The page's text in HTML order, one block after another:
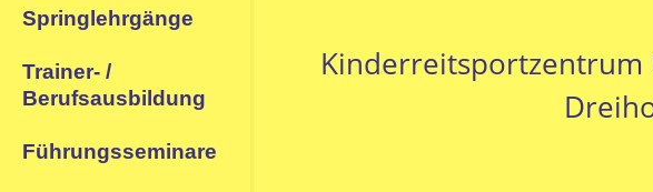
Springlehrgänge
Trainer- /
Berufsausbildung
Führungsseminare
Kinderreitsportzentrum